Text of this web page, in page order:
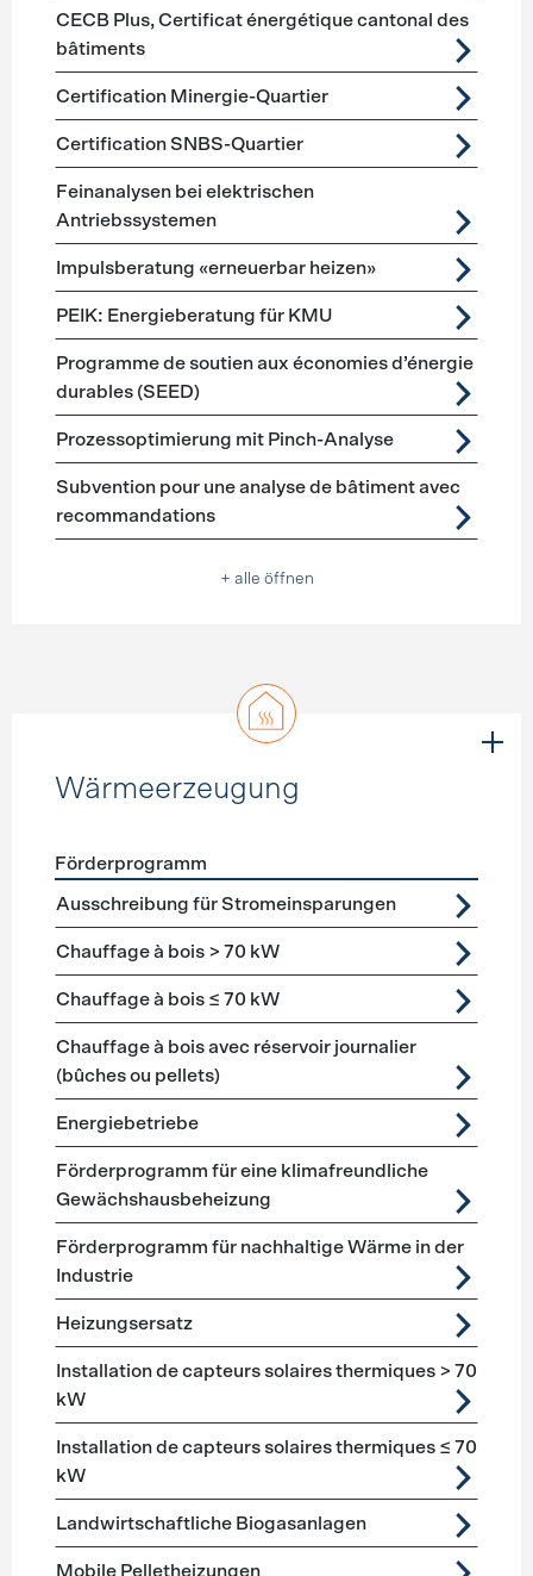
CECB Plus, Certificat énergétique cantonal des
bâtiments
Certification Minergie-Quartier
Certification SNBS-Quartier
Feinanalysen bei elektrischen
Antriebssystemen
Impulsberatung «erneuerbar heizen»
PEIK: Energieberatung für KMU
Programme de soutien aux économies d’énergie
durables (SEED)
Prozessoptimierung mit Pinch-Analyse
Subvention pour une analyse de bâtiment avec
recommandations
+ alle öffnen
Wärmeerzeugung
Förderprogramme Wärmeerzeugung
Förderprogramm
Ausschreibung für Stromeinsparungen
Chauffage à bois > 70 kW
Chauffage à bois ≤ 70 kW
Chauffage à bois avec réservoir journalier
(bûches ou pellets)
Energiebetriebe
Förderprogramm für eine klimafreundliche
Gewächshausbeheizung
Förderprogramm für nachhaltige Wärme in der
Industrie
Heizungsersatz
Installation de capteurs solaires thermiques > 70
kW
Installation de capteurs solaires thermiques ≤ 70
kW
Landwirtschaftliche Biogasanlagen
Mobile Pelletheizungen